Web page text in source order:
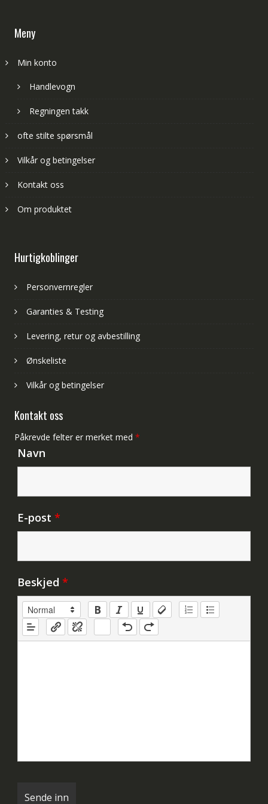
Meny
Min konto
Handlevogn
Regningen takk
ofte stilte spørsmål
Vilkår og betingelser
Kontakt oss
Om produktet
Hurtigkoblinger
Personvernregler
Garanties & Testing
Levering, retur og avbestilling
Ønskeliste
Vilkår og betingelser
Kontakt oss
Påkrevde felter er merket med *
Navn
E-post *
Beskjed *